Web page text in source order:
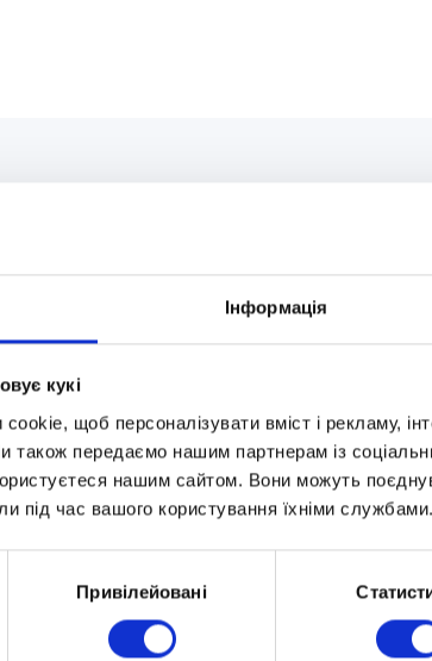
Інформація
кукі
щоб персоналізувати вміст і рекламу,
також передаємо нашим партнерам із
нашим сайтом. Вони можуть
під час вашого користування їхніми службами.
Привілейовані
школа
проблему на можливість та
співпрацю з вищими
ICDE
Спільна робота Міносвіти та «Оптіми»
– рідний край
олімпіад!
диплом»! Інсайди від учнів
досліджують світ!